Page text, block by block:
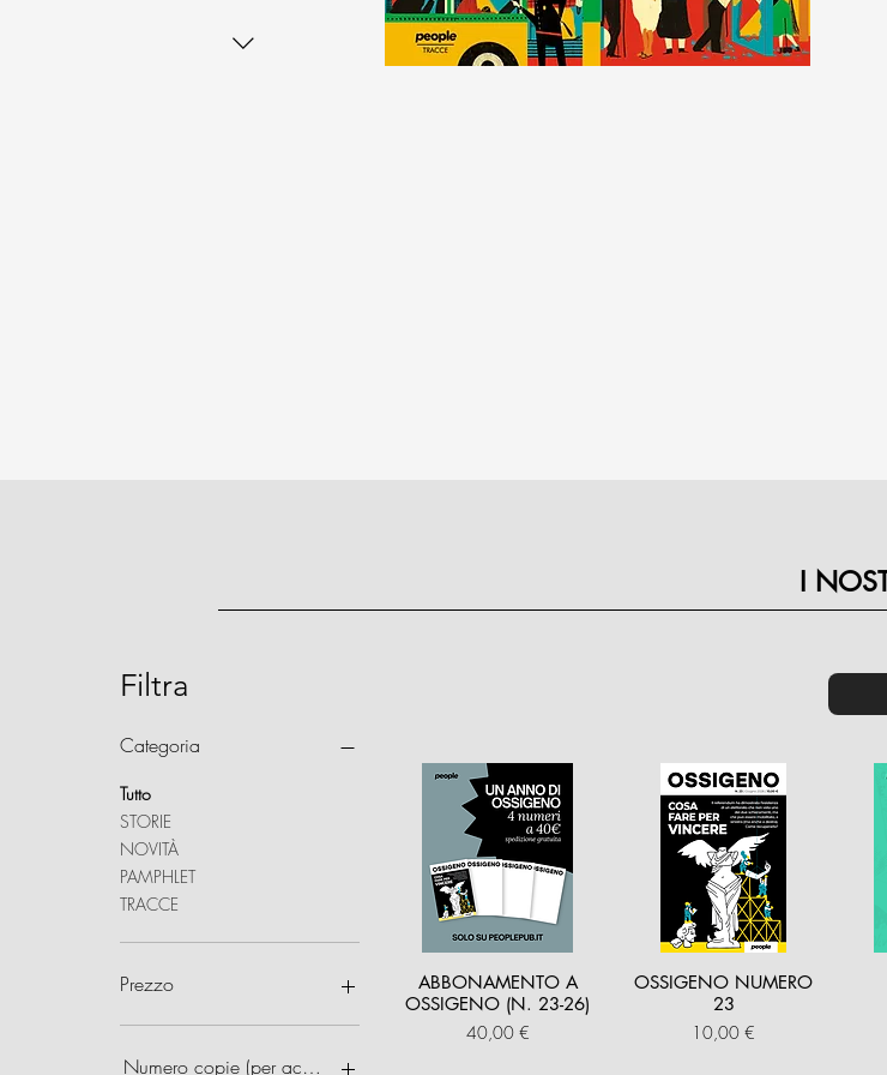
I
Filtra
Categoria
Tutto
STORIE
NOVITÀ
PAMPHLET
TRACCE
Prezzo
5 €
Numero copie (per acquisti multipli)
ABBONAMENTO A
OSSIGENO (N. 23-26)
Prezzo
40,00 €
OSSIGENO NUMERO
23
Prezzo
10,00 €